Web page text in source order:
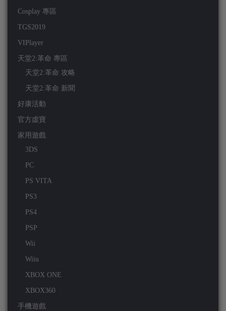
Cosplay 專區
TGS2019
VIPlayer
天堂2:革命 專區
天堂2:革命 攻略
天堂2:革命 新聞
好康活動
官方虛寶
家用遊戲
3DS
PC
PS VITA
PS3
PS4
PSP
Wii
Wiiu
XBOX ONE
XBOX360
手機遊戲